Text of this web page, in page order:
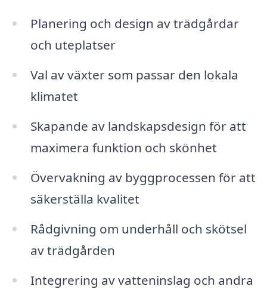
Planering och design av trädgårdar
och uteplatser
Val av växter som passar den lokala
klimatet
Skapande av landskapsdesign för att
maximera funktion och skönhet
Övervakning av byggprocessen för att
säkerställa kvalitet
Rådgivning om underhåll och skötsel
av trädgården
Integrering av vatteninslag och andra